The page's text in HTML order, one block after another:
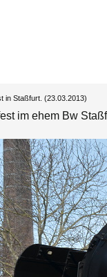
in Staßfurt. (23.03.2013)
im ehem Bw